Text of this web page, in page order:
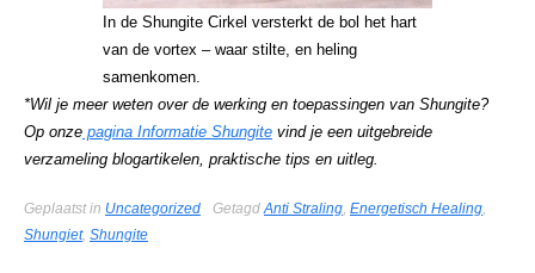
In de Shungite Cirkel versterkt de bol het hart
van de vortex – waar stilte, en heling
samenkomen.
*Wil je meer weten over de werking en toepassingen van Shungite?
Op onze pagina Informatie Shungite vind je een uitgebreide
verzameling blogartikelen, praktische tips en uitleg.
Geplaatst in Uncategorized GetagdAnti Straling, Energetisch Healing,
Shungiet, Shungite